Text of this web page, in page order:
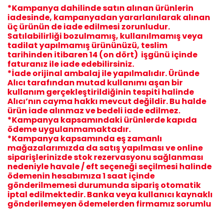
*Kampanya dahilinde satın alınan ürünlerin
iadesinde, kampanyadan yararlanılarak alınan
üç ürünün de iade edilmesi zorunludur.
Satılabilirliği bozulmamış, kullanılmamış veya
tadilat yapılmamış ürününüzü, teslim
tarihinden itibaren 14 (on dört) işgünü içinde
faturanız ile iade edebilirsiniz.
*İade orijinal ambalaj ile yapılmalıdır. Üründe
Alıcı tarafından mutad kullanımı aşan bir
kullanım gerçekleştirildiğinin tespiti halinde
Alıcı’nın cayma hakkı mevcut değildir. Bu halde
ürün iade alınmaz ve bedeli iade edilmez.
*Kampanya kapsamındaki ürünlerde kapıda
ödeme uygulanmamaktadır.
*Kampanya kapsamında eş zamanlı
mağazalarımızda da satış yapılması ve online
siparişlerinizde stok rezervasyonu sağlanması
nedeniyle havale / eft seçeneği seçilmesi halinde
ödemenin hesabımıza 1 saat içinde
gönderilmemesi durumunda sipariş otomatik
iptal edilmektedir. Banka veya kullanıcı kaynaklı
gönderilemeyen ödemelerden firmamız sorumlu